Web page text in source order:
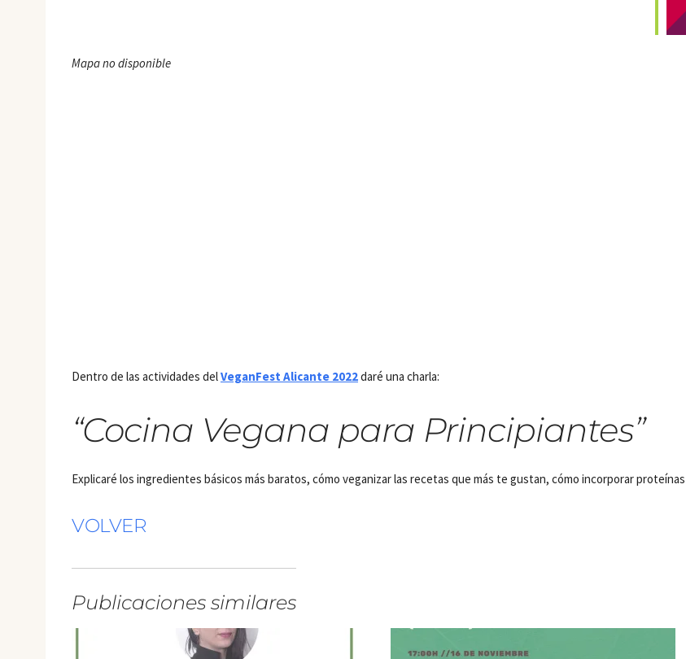
Mapa no disponible
Dentro de las actividades delVeganFest Alicante 2022daré una charla:
“Cocina Vegana para Principiantes”
Explicaré los ingredientes básicos más baratos, cómo veganizar las recetas que más te gustan, cómo incorporar
VOLVER
Publicaciones similares